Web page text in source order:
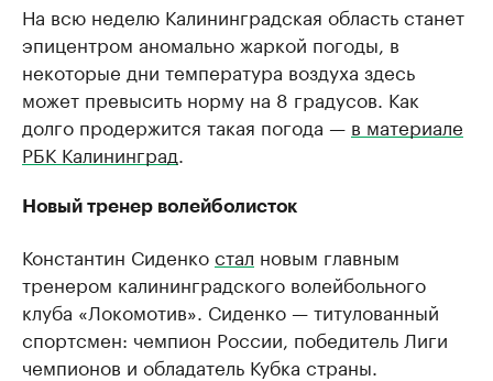
На всю неделю Калининградская область станет
эпицентром аномально жаркой погоды, в
некоторые дни температура воздуха здесь
может превысить норму на 8 градусов. Как
долго продержится такая погода — в материале
РБК Калининград
Новый тренер волейболисток
Константин Сиденкостал новым главным
тренером калининградского волейбольного
клуба «Локомотив». Сиденко — титулованный
спортсмен: чемпион России, победитель Лиги
чемпионов и обладатель Кубка страны.